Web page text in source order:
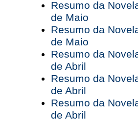
Resumo da
de Maio
Resumo da
de Maio
Resumo da
de Abril
Resumo da
de Abril
Resumo da
de Abril